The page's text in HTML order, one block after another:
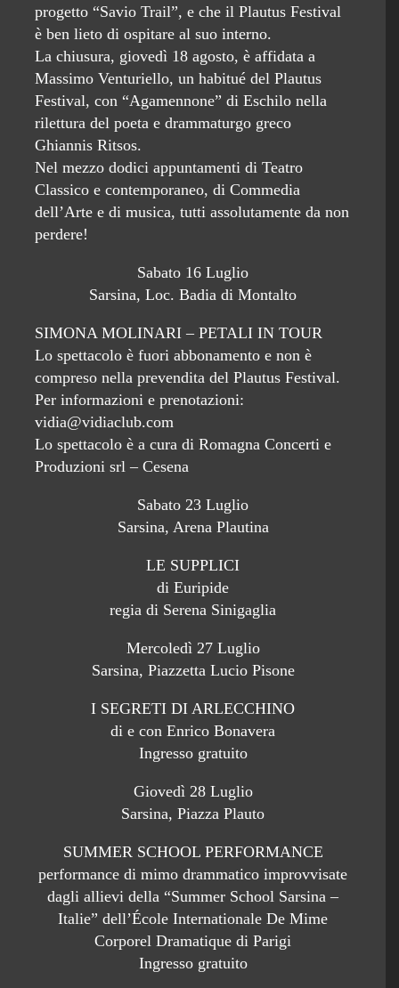
progetto “Savio Trail”, e che il Plautus Festival
è ben lieto di ospitare al suo interno.
La chiusura, giovedì 18 agosto, è affidata a
Massimo Venturiello, un habitué del Plautus
Festival, con “Agamennone” di Eschilo nella
rilettura del poeta e drammaturgo greco
Ghiannis Ritsos.
Nel mezzo dodici appuntamenti di Teatro
Classico e contemporaneo, di Commedia
dell’Arte e di musica, tutti assolutamente da non
perdere!
Sabato 16 Luglio
Sarsina, Loc. Badia di Montalto
SIMONA MOLINARI – PETALI IN TOUR
Lo spettacolo è fuori abbonamento e non è
compreso nella prevendita del Plautus Festival.
Per informazioni e prenotazioni:
vidia@vidiaclub.com
Lo spettacolo è a cura di Romagna Concerti e
Produzioni srl – Cesena
Sabato 23 Luglio
Sarsina, Arena Plautina
LE SUPPLICI
di Euripide
regia di Serena Sinigaglia
Mercoledì 27 Luglio
Sarsina, Piazzetta Lucio Pisone
I SEGRETI DI ARLECCHINO
di e con Enrico Bonavera
Ingresso gratuito
Giovedì 28 Luglio
Sarsina, Piazza Plauto
SUMMER SCHOOL PERFORMANCE
performance di mimo drammatico improvvisate
dagli allievi della “Summer School Sarsina –
Italie” dell’École Internationale De Mime
Corporel Dramatique di Parigi
Ingresso gratuito